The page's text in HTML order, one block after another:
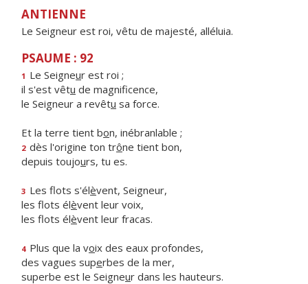
ANTIENNE
Le Seigneur est roi, vêtu de majesté, alléluia.
PSAUME : 92
1 Le Seigneur est roi ;
il s'est vêtu de magnificence,
le Seigneur a revêtu sa force.
Et la terre tient bon, inébranlable ;
2 dès l'origine ton trône tient bon,
depuis toujours, tu es.
3 Les flots s'élèvent, Seigneur,
les flots élèvent leur voix,
les flots élèvent leur fracas.
4 Plus que la voix des eaux profondes,
des vagues superbes de la mer,
superbe est le Seigneur dans les hauteurs.